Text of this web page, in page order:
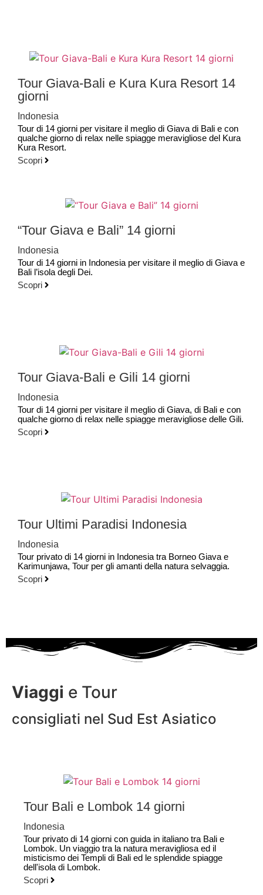
Tour Giava-Bali e Kura Kura Resort 14
giorni
Indonesia
Tour di 14 giorni per visitare il meglio di Giava di Bali e con
qualche giorno di relax nelle spiagge meravigliose del Kura
Kura Resort.
Scopri
“Tour Giava e Bali” 14 giorni
Indonesia
Tour di 14 giorni in Indonesia per visitare il meglio di Giava e
Bali l’isola degli Dei.
Scopri
Tour Giava-Bali e Gili 14 giorni
Indonesia
Tour di 14 giorni per visitare il meglio di Giava, di Bali e con
qualche giorno di relax nelle spiagge meravigliose delle Gili.
Scopri
Tour Ultimi Paradisi Indonesia
Indonesia
Tour privato di 14 giorni in Indonesia tra Borneo Giava e
Karimunjawa, Tour per gli amanti della natura selvaggia.
Scopri
Viaggi e Tour
consigliati nel Sud Est Asiatico
Tour Bali e Lombok 14 giorni
Indonesia
Tour privato di 14 giorni con guida in italiano tra Bali e
Lombok. Un viaggio tra la natura meravigliosa ed il
misticismo dei Templi di Bali ed le splendide spiagge
dell'isola di Lombok.
Scopri